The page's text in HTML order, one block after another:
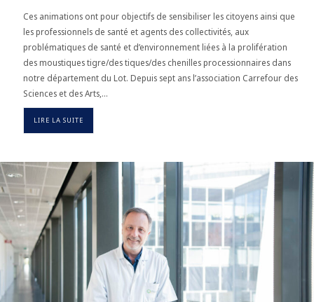
Ces animations ont pour objectifs de sensibiliser les citoyens ainsi que
les professionnels de santé et agents des collectivités, aux
problématiques de santé et d’environnement liées à la prolifération
des moustiques tigre/des tiques/des chenilles processionnaires dans
notre département du Lot. Depuis sept ans l’association Carrefour des
Sciences et des Arts,…
LIRE LA SUITE